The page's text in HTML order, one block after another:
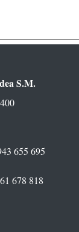
S.M.
655 695
678 818